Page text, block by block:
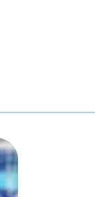
zulässt)